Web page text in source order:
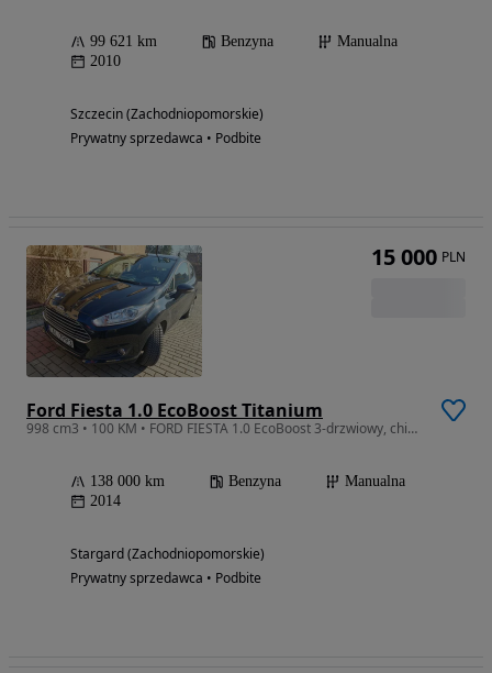
99 621 km Benzyna
Manualna
2010
Szczecin (Zachodniopomorskie)
Prywatny sprzedawca • Podbite
Ford Fiesta 1.0 EcoBoost Titanium
998 cm3 • 100 KM • FORD FIESTA 1.0 EcoBoost 3-drzwiowy, chip do 143 KM
138 000 km Benzyna
Manualna
2014
Stargard (Zachodniopomorskie)
Prywatny sprzedawca • Podbite
15 000 PLN